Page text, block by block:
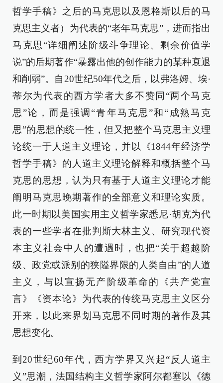
哲学手稿》之后的马克思以及恩格斯以后的马
克思主义者）为代表的“老年马克思”，进而指出
马克思“详细阐述阶级斗争理论、剩余价值学
说”的后期著作“暴露出他的创作能力的某种衰退
和削弱”。自20世纪50年代之后，以弗洛姆、埃·
蒂尔为代表的西方学者大多不赞同“两个马克
思”论，而是强调“青年马克思”和“成熟马克
思”的思想的统一性，但又把整个马克思主义理
论统一于人道主义理论，并以《1844年经济学
哲学手稿》的人道主义理论解释和概括整个马
克思的思想，认为只有基于人道主义理论才能
阐明马克思晚期著作的全部意义和理论实质。
此一时期以美国实用主义哲学家悉尼·胡克为代
表的一些学者在批判斯大林主义、研究现代资
本主义社会中人的遭遇时，也把“关于超越阶
级、政党或派别的狭隘界限的人类自由”的人道
主义，与以宣扬无产阶级革命的《共产党宣
言》《资本论》为代表的传统马克思主义区分
开来，以此来界划马克思不同时期的著作及其
思想变化。
到20世纪60年代，西方学界又兴起“反人道主
义”思潮，法国结构主义哲学家阿尔都塞以《德